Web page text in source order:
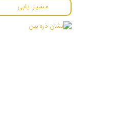
مسیر یابی